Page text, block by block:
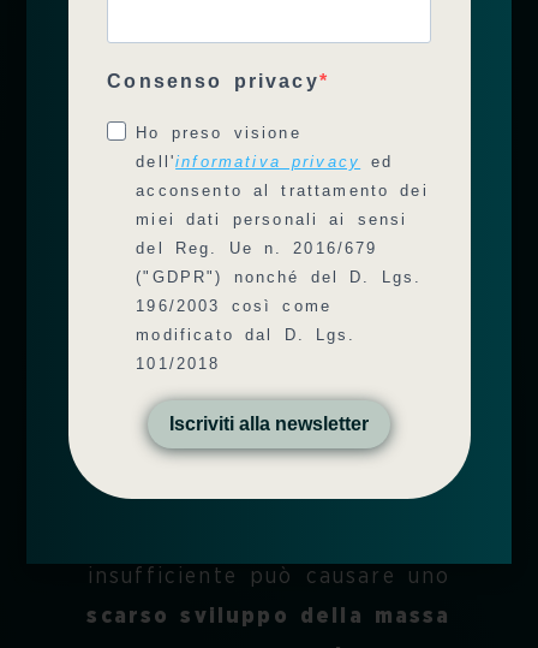
menopausa
vegetariana
insufficiente
può causare uno
scarso sviluppo della massa
Consenso privacy
Ho preso visione
dell'informativa privacy
ed
acconsento al trattamento dei
miei dati personali ai sensi
del Reg. Ue n. 2016/679
("GDPR") nonché del D. Lgs.
196/2003 così come
modificato dal D. Lgs.
101/2018
Iscriviti alla newsletter